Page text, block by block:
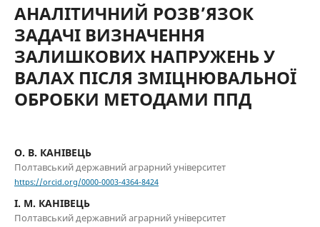
АНАЛІТИЧНИЙ РОЗВ’ЯЗОК
ЗАДАЧІ ВИЗНАЧЕННЯ
ЗАЛИШКОВИХ НАПРУЖЕНЬ У
ВАЛАХ ПІСЛЯ ЗМІЦНЮВАЛЬНОЇ
ОБРОБКИ МЕТОДАМИ ППД
О. В. КАНІВЕЦЬ
Полтавський державний аграрний університет
https://orcid.org/0000-0003-4364-8424
І. М. КАНІВЕЦЬ
Полтавський державний аграрний університет